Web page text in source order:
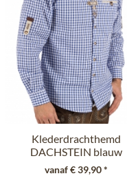
Klederdrachthemd
DACHSTEIN blauw
(Regular Fit)
vanaf € 39,90 *